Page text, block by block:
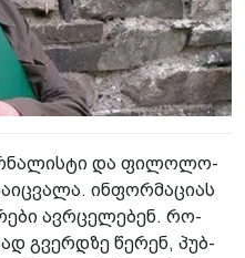
და ფი­ლო­ლო­
ინ­ფორ­მა­ცი­ას
ავ­რცე­ლე­ბენ. რო­
გვერ­დზე წე­რენ, პუბ­